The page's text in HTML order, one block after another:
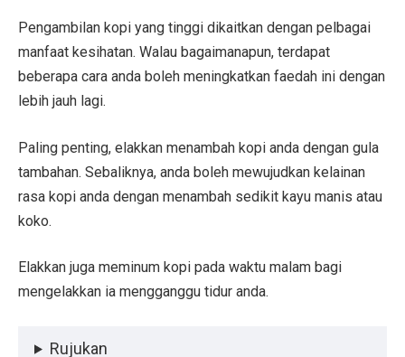
Pengambilan kopi yang tinggi dikaitkan dengan pelbagai
manfaat kesihatan. Walau bagaimanapun, terdapat
beberapa cara anda boleh meningkatkan faedah ini dengan
lebih jauh lagi.
Paling penting, elakkan menambah kopi anda dengan gula
tambahan. Sebaliknya, anda boleh mewujudkan kelainan
rasa kopi anda dengan menambah sedikit kayu manis atau
koko.
Elakkan juga meminum kopi pada waktu malam bagi
mengelakkan ia mengganggu tidur anda.
Rujukan